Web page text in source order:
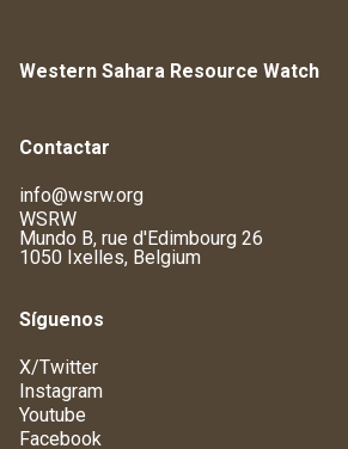
Western Sahara Resource Watch
Contactar
info@wsrw.org
WSRW
Mundo B, rue d'Edimbourg 26
1050 Ixelles, Belgium
Síguenos
X/Twitter
Instagram
Youtube
Facebook